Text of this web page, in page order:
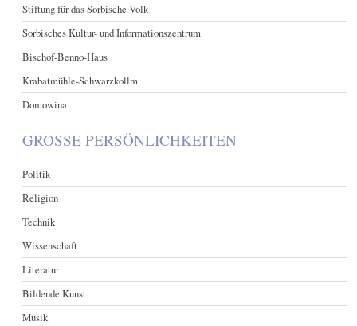
Stiftung für das Sorbische Volk
Sorbisches Kultur- und Informationszentrum
Bischof-Benno-Haus
Krabatmühle-Schwarzkollm
Domowina
GROSSE PERSÖNLICHKEITEN
Politik
Religion
Technik
Wissenschaft
Literatur
Bildende Kunst
Musik